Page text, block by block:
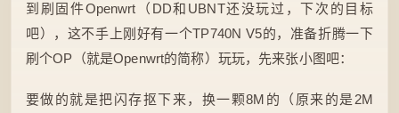
到刷固件Openwrt（DD和UBNT还没玩过，下次的目标
吧），这不手上刚好有一个TP740N V5的，准备折腾一下
刷个OP（就是Openwrt的简称）玩玩，先来张小图吧：
要做的就是把闪存抠下来，换一颗8M的（原来的是2M